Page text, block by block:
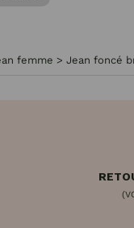
femme > Jean foncé